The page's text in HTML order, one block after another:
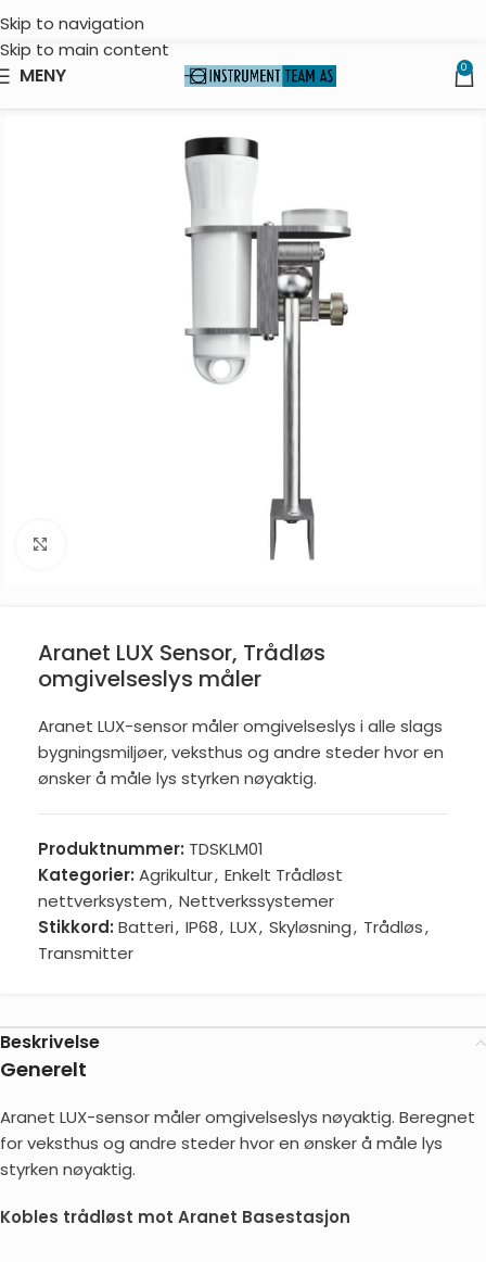
Skip to navigation
Skip to main content
MENY 0
Aranet LUX Sensor, Trådløs
omgivelseslys måler
Aranet LUX-sensor måler omgivelseslys i alle slags
bygningsmiljøer, veksthus og andre steder hvor en
ønsker å måle lys styrken nøyaktig.
Produktnummer: TDSKLM01
Kategorier: Agrikultur, Enkelt Trådløst
nettverksystem, Nettverkssystemer
Stikkord: Batteri, IP68, LUX, Skyløsning, Trådløs,
Transmitter
Beskrivelse
Generelt
Aranet LUX-sensor måler omgivelseslys nøyaktig. Beregnet
for veksthus og andre steder hvor en ønsker å måle lys
styrken nøyaktig.
Kobles trådløst mot Aranet Basestasjon